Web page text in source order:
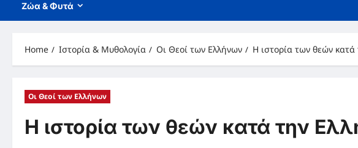
Ζώα & Φυτά
Home Ιστορία & Μυθολογία Οι Θεοί των Ελλήνων Η ιστορία των θεών κατά
Οι Θεοί των Ελλήνων
Η ιστορία των θεών κατά την